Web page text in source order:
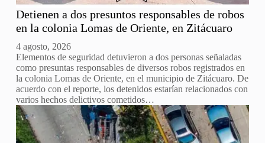
Detienen a dos presuntos responsables de robos
en la colonia Lomas de Oriente, en Zitácuaro
4 agosto, 2026
Elementos de seguridad detuvieron a dos personas señaladas
como presuntas responsables de diversos robos registrados en
la colonia Lomas de Oriente, en el municipio de Zitácuaro. De
acuerdo con el reporte, los detenidos estarían relacionados con
varios hechos delictivos cometidos…